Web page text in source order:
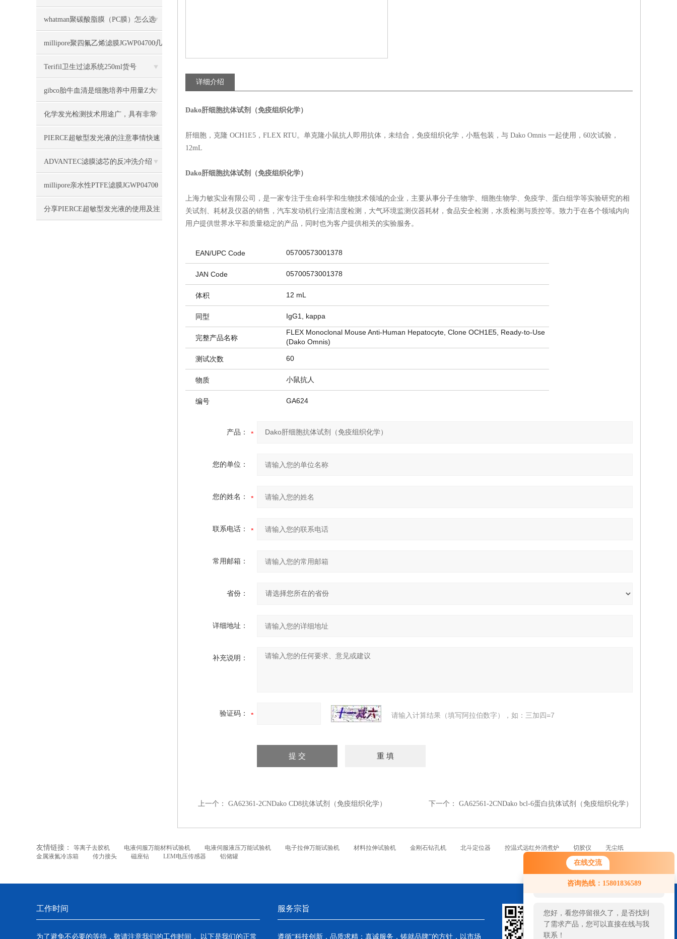
在线交流
咨询热线：15801836589
您好！欢迎前来咨询，很高兴为您
服务，请问您要咨询什么问题呢？
您好，看您停留很久了，是否找到
了需求产品，您可以直接在线与我
联系！
whatman聚碳酸脂膜（PC膜）怎么选
择
millipore聚四氟乙烯滤膜JGWP04700几
大优势
Terifil卫生过滤系统250ml货号
XX1104710
gibco胎牛血清是细胞培养中用量Z大
的天然培养基
化学发光检测技术用途广，具有非常
高的灵敏度
PIERCE超敏型发光液的注意事情快速
get
ADVANTEC滤膜滤芯的反冲洗介绍
millipore亲水性PTFE滤膜JGWP04700
几大特点
分享PIERCE超敏型发光液的使用及注
详细介绍
Dako肝细胞抗体试剂（免疫组织化学）
肝细胞，克隆 OCH1E5，FLEX RTU。单克隆小鼠抗人即用抗体，未结合，免疫组织化学，小瓶包装，与 Dako Omnis 一起使用，60次试验，
12mL
Dako肝细胞抗体试剂（免疫组织化学）
上海力敏实业有限公司，是一家专注于生命科学和生物技术领域的企业，主要从事分子生物学、细胞生物学、免疫学、蛋白组学等实验研究的相
关试剂、耗材及仪器的销售，汽车发动机行业清洁度检测，大气环境监测仪器耗材，食品安全检测，水质检测与质控等。致力于在各个领域内向
用户提供世界水平和质量稳定的产品，同时也为客户提供相关的实验服务。
EAN/UPC Code 05700573001378
JAN Code 05700573001378
体积 12 mL
同型 IgG1, kappa
完整产品名称
FLEX Monoclonal Mouse Anti-Human Hepatocyte, Clone OCH1E5, Ready-to-Use
(Dako Omnis)
测试次数 60
物质 小鼠抗人
编号 GA624
产品：
您的单位：
您的姓名：
联系电话：
常用邮箱：
省份：
详细地址：
补充说明：
验证码： 请输入计算结果（填写阿拉伯数字），如：三加四=7
上一个： GA62361-2CNDako CD8抗体试剂（免疫组织化学） 下一个： GA62561-2CNDako bcl-6蛋白抗体试剂（免疫组织化学）
友情链接： 等离子去胶机 电液伺服万能材料试验机 电液伺服液压万能试验机 电子拉伸万能试验机 材料拉伸试验机 金刚石钻孔机 北斗定位器 控温式远红外消煮炉 切胶仪
无尘纸
金属液氮冷冻箱
传力接头 磁座钻 LEM电压传感器 铝储罐
工作时间
为了避免不必要的等待，敬请注意我们的工作时间 。以下是我们的正常
服务宗旨
遵循“科技创新，品质求精；真诚服务，铸就品牌”的方针，以市场